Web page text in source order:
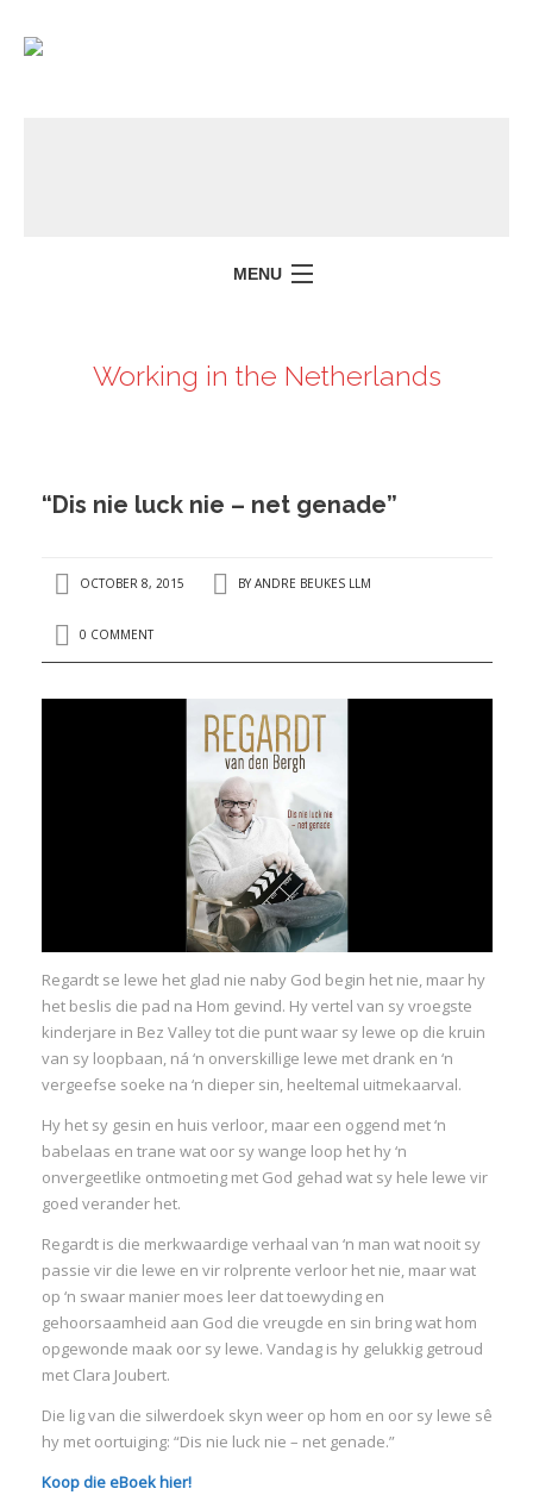
MENU
Working in the Netherlands
“Dis nie luck nie – net genade”
OCTOBER 8, 2015 BY ANDRE BEUKES LLM
0 COMMENT
Regardt se lewe het glad nie naby God begin het nie, maar hy
het beslis die pad na Hom gevind. Hy vertel van sy vroegste
kinderjare in Bez Valley tot die punt waar sy lewe op die kruin
van sy loopbaan, ná ‘n onverskillige lewe met drank en ‘n
vergeefse soeke na ‘n dieper sin, heeltemal uitmekaarval.
Hy het sy gesin en huis verloor, maar een oggend met ‘n
babelaas en trane wat oor sy wange loop het hy ‘n
onvergeetlike ontmoeting met God gehad wat sy hele lewe vir
goed verander het.
Regardt is die merkwaardige verhaal van ‘n man wat nooit sy
passie vir die lewe en vir rolprente verloor het nie, maar wat
op ‘n swaar manier moes leer dat toewyding en
gehoorsaamheid aan God die vreugde en sin bring wat hom
opgewonde maak oor sy lewe. Vandag is hy gelukkig getroud
met Clara Joubert.
Die lig van die silwerdoek skyn weer op hom en oor sy lewe sê
hy met oortuiging: “Dis nie luck nie – net genade.”
Koop die eBoek hier!